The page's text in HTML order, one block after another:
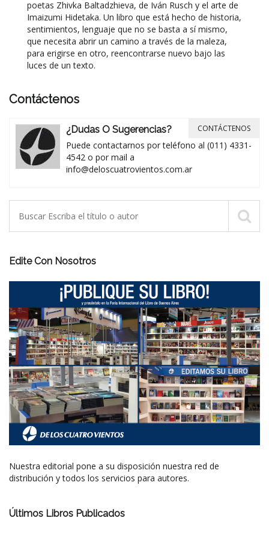
poetas Zhivka Baltadzhieva, de Iván Rusch y el arte de
Imaizumi Hidetaka. Un libro que está hecho de historia,
sentimientos, lenguaje que no se basta a sí mismo,
que necesita abrir un camino a través de la maleza,
para erigirse en otro, reencontrarse nuevo bajo las
luces de un texto.
Contáctenos
¿Dudas O Sugerencias?
Puede contactarnos por teléfono al (011) 4331-
4542 o por mail a
info@deloscuatrovientos.com.ar
CONTÁCTENOS
Edite Con Nosotros
Nuestra editorial pone a su disposición nuestra red de
distribución y todos los servicios para autores.
Últimos Libros Publicados